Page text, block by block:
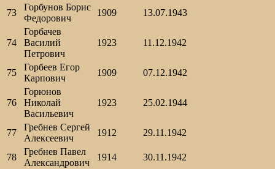
73
Горбунов Борис
Федорович
1909 13.07.1943
74
Горбачев
Василий
Петрович
1923 11.12.1942
75
Горбеев Егор
Карпович
1909 07.12.1942
76
Горюнов
Николай
Васильевич
1923 25.02.1944
77
Гребнев Сергей
Алексеевич
1912 29.11.1942
78
Гребнев Павел
Александрович
1914
30.11.1942